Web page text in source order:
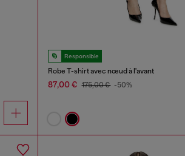
Responsible
Robe T-shirt avec nœud à l'avant
87,00 € 175,00 € -50%